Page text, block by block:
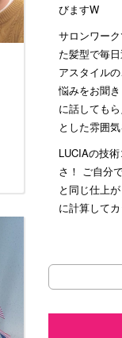
びますW
サロンワー
た髪型で毎
アスタイル
悩みをお聞
に話しても
とした雰囲
LUCIAの技
さ！ ご自分
と同じ仕上
に計算してカ